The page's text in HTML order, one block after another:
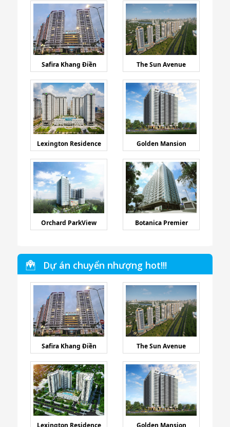
Safira Khang Điền The Sun Avenue
Lexington Residence Golden Mansion
Orchard ParkView Botanica Premier
Dự án chuyển nhượng hot!!!
Safira Khang Điền The Sun Avenue
Lexington Residence Golden Mansion